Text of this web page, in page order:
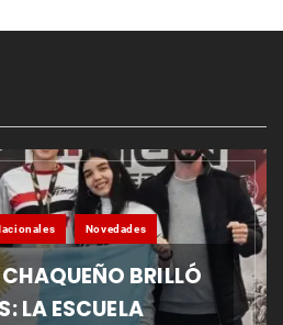
Novedades
BRILLÓ
LA ESCUELA